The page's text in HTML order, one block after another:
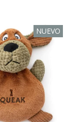
NUEVO